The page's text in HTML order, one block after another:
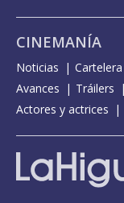
CINEMANÍA
Noticias Cartelera
Avances
Tráilers
Actores y actrices